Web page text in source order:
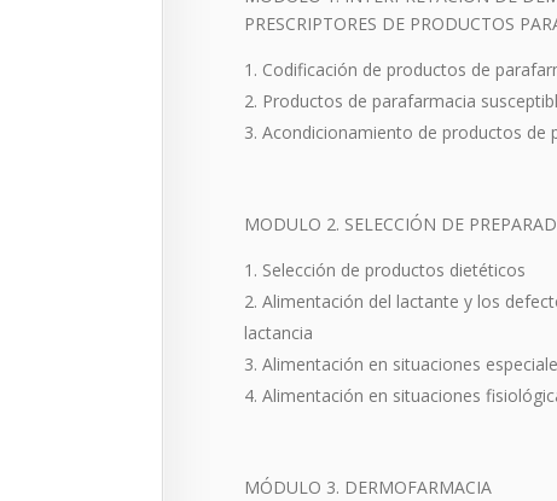
PRESCRIPTORES DE PRODUCTOS
Codificación de productos de
Productos de parafarmacia
Acondicionamiento de productos de
MODULO 2. SELECCIÓN DE
Selección de productos dietéticos
Alimentación del lactante y los
lactancia
Alimentación en situaciones
Alimentación en situaciones
MÓDULO 3. DERMOFARMACIA